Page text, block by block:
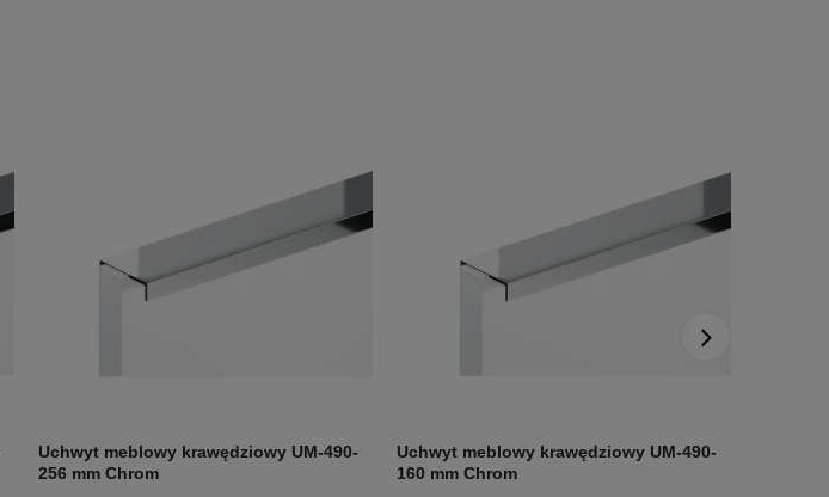
Uchwyt meblowy krawędziowy UM-490-
256 mm Chrom
Uchwyt meblowy krawędziowy UM-490-
160 mm Chrom